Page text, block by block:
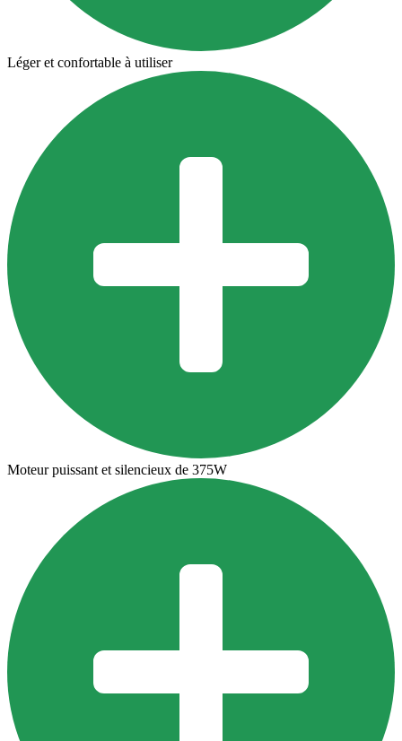
Léger et confortable à utiliser
Moteur puissant et silencieux de 375W